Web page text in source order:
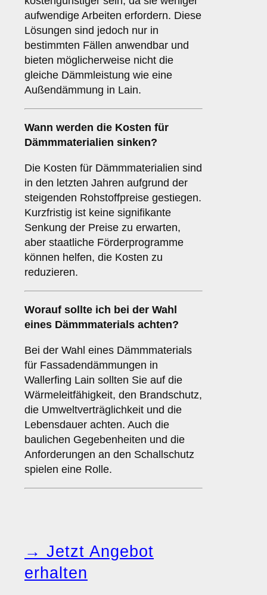
aufwendige Arbeiten erfordern. Diese
Lösungen sind jedoch nur in
bestimmten Fällen anwendbar und
bieten möglicherweise nicht die
gleiche Dämmleistung wie eine
Außendämmung in Lain.
Wann werden die Kosten für
Dämmmaterialien sinken?
Die Kosten für Dämmmaterialien sind
in den letzten Jahren aufgrund der
steigenden Rohstoffpreise gestiegen.
Kurzfristig ist keine signifikante
Senkung der Preise zu erwarten,
aber staatliche Förderprogramme
können helfen, die Kosten zu
reduzieren.
Worauf sollte ich bei der Wahl
eines Dämmmaterials achten?
Bei der Wahl eines Dämmmaterials
für Fassadendämmungen in
Wallerfing Lain sollten Sie auf die
Wärmeleitfähigkeit, den Brandschutz,
die Umweltverträglichkeit und die
Lebensdauer achten. Auch die
baulichen Gegebenheiten und die
Anforderungen an den Schallschutz
spielen eine Rolle.
→ Jetzt Angebot
erhalten